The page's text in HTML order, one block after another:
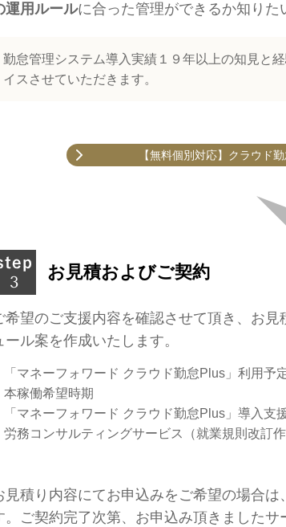
運用ルールに合った管理ができるか知りた
勤怠管理システム導入実績１９年以上の知見と
イスさせていただきます。
【無料個別対応】クラウド
お見積およびご契約
希望のご支援内容を確認させて頂き、お見
ール案を作成いたします。
「マネーフォワード クラウド勤怠Plus 」利用予
本稼働希望時期
「マネーフォワード クラウド勤怠Plus」 導入支
労務コンサルティングサービス（就業規則改訂
見積り内容にてお申込みをご希望の場合は
ご契約完了次第、お申込み頂きましたサ